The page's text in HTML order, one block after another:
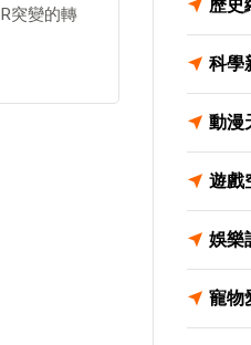
突變的轉
歷史
科學
動漫
遊戲
娛樂
寵物